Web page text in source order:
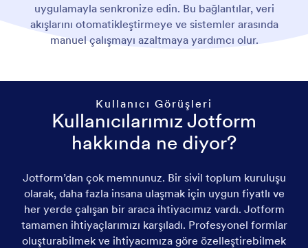
uygulamayla senkronize edin. Bu bağlantılar, veri
akışlarını otomatikleştirmeye ve sistemler arasında
manuel çalışmayı azaltmaya yardımcı olur.
Kullanıcı Görüşleri
Kullanıcılarımız Jotform
hakkında ne diyor?
Jotform’dan çok memnunuz. Bir sivil toplum kuruluşu
olarak, daha fazla insana ulaşmak için uygun fiyatlı ve
her yerde çalışan bir araca ihtiyacımız vardı. Jotform
tamamen ihtiyaçlarımızı karşıladı. Profesyonel formlar
oluşturabilmek ve ihtiyacımıza göre özelleştirebilmek